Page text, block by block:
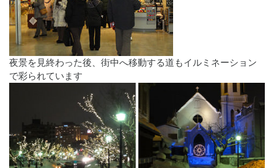
夜景を見終わった後、街中へ移動する道もイルミネーション
で彩られています